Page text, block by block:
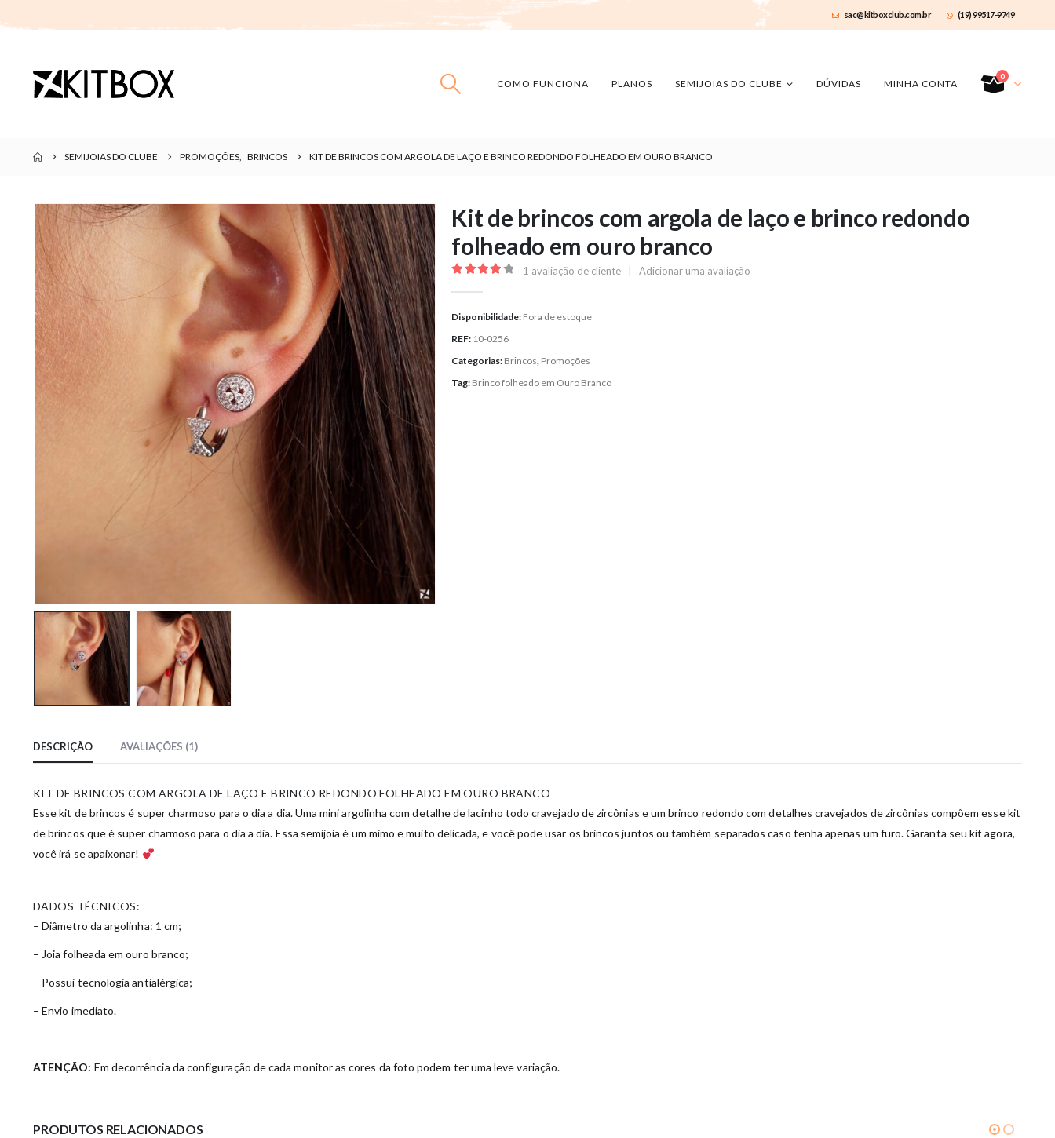
sac@kitboxclub.com.br (19) 99517-9749
COMO FUNCIONA PLANOS SEMIJOIAS DO CLUBE DÚVIDAS MINHA CONTA
0
SEMIJOIAS DO CLUBE PROMOÇÕES, BRINCOS KIT DE BRINCOS COM ARGOLA DE LAÇO E BRINCO REDONDO FOLHEADO EM OURO BRANCO
Kit de brincos com argola de laço e brinco redondo
folheado em ouro branco
1 avaliação de cliente Adicionar uma avaliação
Disponibilidade: Fora de estoque
REF: 10-0256
Categorias: Brincos Promoções
Tag: Brinco folheado em Ouro Branco
DESCRIÇÃO AVALIAÇÕES (1)
KIT DE BRINCOS COM ARGOLA DE LAÇO E BRINCO REDONDO FOLHEADO EM OURO BRANCO
Esse kit de brincos é super charmoso para o dia a dia. Uma mini argolinha com detalhe de lacinho todo cravejado de zircônias e um brinco redondo com detalhes cravejados de zircônias compõem esse kit
de brincos que é super charmoso para o dia a dia. Essa semijoia é um mimo e muito delicada, e você pode usar os brincos juntos ou também separados caso tenha apenas um furo. Garanta seu kit agora,
você irá se apaixonar!
DADOS TÉCNICOS:
– Diâmetro da argolinha: 1 cm;
– Joia folheada em ouro branco;
– Possui tecnologia antialérgica;
– Envio imediato.
ATENÇÃO: Em decorrência da configuração de cada monitor as cores da foto podem ter uma leve variação.
PRODUTOS RELACIONADOS